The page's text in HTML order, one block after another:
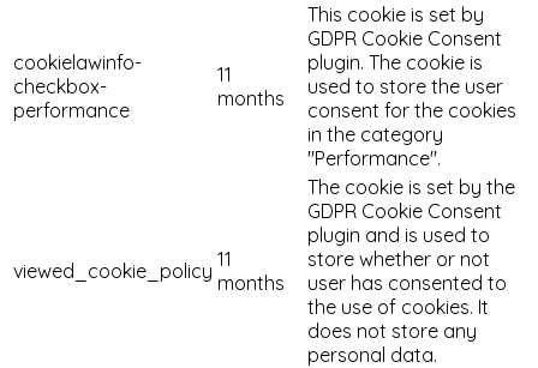
cookielawinfo-
checkbox-
performance
11
months
This cookie is set by
GDPR Cookie Consent
plugin. The cookie is
used to store the user
consent for the cookies
in the category
"Performance".
viewed_cookie_policy 11
months
The cookie is set by the
GDPR Cookie Consent
plugin and is used to
store whether or not
user has consented to
the use of cookies. It
does not store any
personal data.